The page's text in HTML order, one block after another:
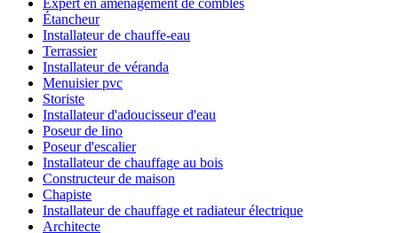
Expert en aménagement de combles
Étancheur
Installateur de chauffe-eau
Terrassier
Installateur de véranda
Menuisier pvc
Storiste
Installateur d'adoucisseur d'eau
Poseur de lino
Poseur d'escalier
Installateur de chauffage au bois
Constructeur de maison
Chapiste
Installateur de chauffage et radiateur électrique
Architecte